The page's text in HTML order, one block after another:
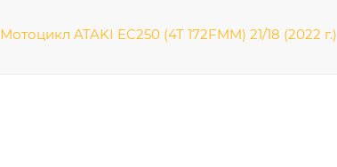
Мотоцикл ATAKI EC250 (4T 172FMM) 21/18 (2022 г.)